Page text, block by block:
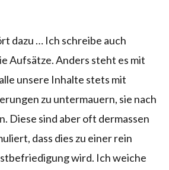
dazu … Ich schreibe auch
Aufsätze. Anders steht es mit
unsere Inhalte stets mit
zu untermauern, sie nach
Diese sind aber oft dermassen
dass dies zu einer rein
wird. Ich weiche